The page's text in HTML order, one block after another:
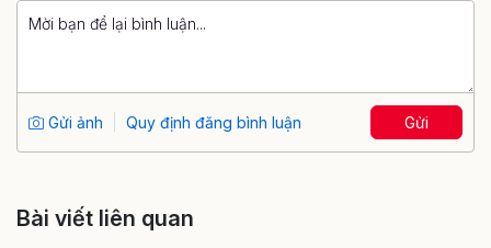
Gửi ảnh Quy định đăng bình luận Gửi
Bài viết liên quan